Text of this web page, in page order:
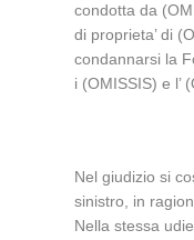
condotta da
di proprieta’ di
condannarsi la
i (OMISSIS) e l’
Nel giudizio si
sinistro, in
Nella stessa